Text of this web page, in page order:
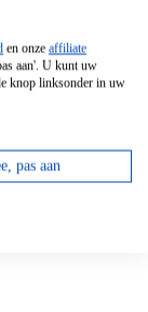
en onze affiliate
aan'. U kunt uw
knop linksonder in uw
pas aan